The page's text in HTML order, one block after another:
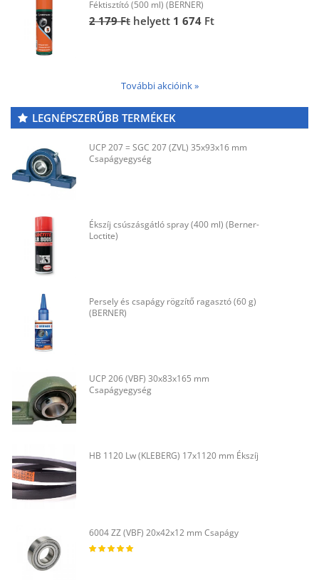
Féktisztító (500 ml) (BERNER)
2 179 Ft helyett 1 674 Ft
További akcióink »
LEGNÉPSZERŰBB TERMÉKEK
UCP 207 = SGC 207 (ZVL) 35x93x16 mm
Csapágyegység
Ékszíj csúszásgátló spray (400 ml) (Berner-
Loctite)
Persely és csapágy rögzítő ragasztó (60 g)
(BERNER)
UCP 206 (VBF) 30x83x165 mm
Csapágyegység
HB 1120 Lw (KLEBERG) 17x1120 mm Ékszíj
6004 ZZ (VBF) 20x42x12 mm Csapágy